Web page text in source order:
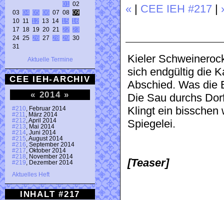
01
02
03 04 05 06 07 08 09
10 11 12 13 14 15
16
17 18 19 20 21 22
23
24 25 26 27 28 29 30
31
Aktuelle Termine
CEE IEH-ARCHIV
« 2014 »
#210 , Februar 2014
#211
, März 2014
#212 , April 2014
#213 , Mai 2014
#214 , Juni 2014
#215 , August 2014
#216 , September 2014
#217 , Oktober 2014
#218 , November 2014
#219 , Dezember 2014
Aktuelles Heft
INHALT #217
« CEE IEH #217
Kieler
sich endgültig die
Abschied. Was die
Die Sau durchs
Klingt ein bisschen
Spiegelei.
[Teaser]